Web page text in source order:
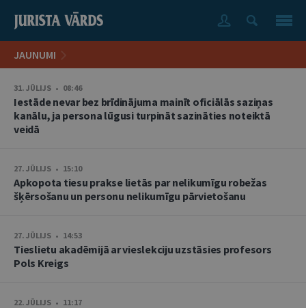
JAUNUMI
31. JŪLIJS • 08:46
Iestāde nevar bez brīdinājuma mainīt oficiālās saziņas
kanālu, ja persona lūgusi turpināt sazināties noteiktā
veidā
27. JŪLIJS • 15:10
Apkopota tiesu prakse lietās par nelikumīgu robežas
šķērsošanu un personu nelikumīgu pārvietošanu
27. JŪLIJS • 14:53
Tieslietu akadēmijā ar vieslekciju uzstāsies profesors
Pols Kreigs
22. JŪLIJS • 11:17